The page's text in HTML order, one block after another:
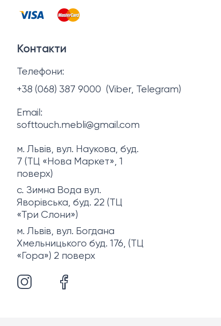
Тумби та комоди
Контакти
Політика конфіденційності
Про нас
Контакти
Телефони:
+38 (068) 387 9000 (Viber, Telegram)
Email:
softtouch.mebli@gmail.com
м. Львів, вул. Наукова, буд.
7 (ТЦ «Нова Маркет», 1
поверх)
с. Зимна Вода вул.
Яворівська, буд. 22 (ТЦ
«Три Слони»)
м. Львів, вул. Богдана
Хмельницького буд. 176, (ТЦ
«Гора») 2 поверх